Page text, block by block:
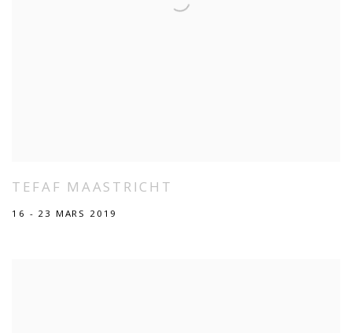
TEFAF MAASTRICHT
16 - 23 MARS 2019